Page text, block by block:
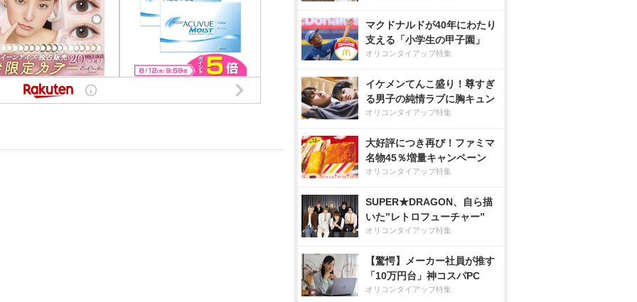
マクドナルドが40年にわたり
支える「小学生の甲子園」
オリコンタイアップ特集
イケメンてんこ盛り！尊すぎ
る男子の純情ラブに胸キュン
オリコンタイアップ特集
大好評につき再び！ファミマ
名物45％増量キャンペーン
オリコンタイアップ特集
SUPER★DRAGON、自ら描
いた”レトロフューチャー”
オリコンタイアップ特集
【驚愕】メーカー社員が推す
「10万円台」神コスパPC
オリコンタイアップ特集